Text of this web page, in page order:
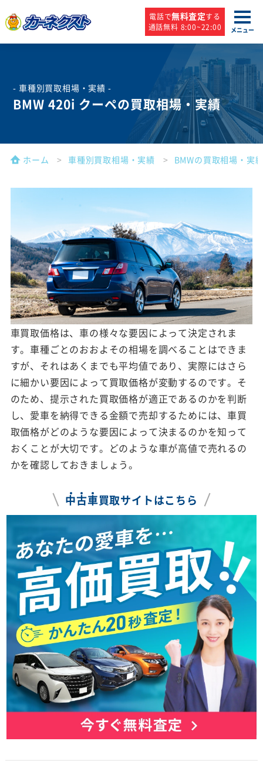
電話で無料査定する
通話無料 8:00~22:00
メニュー
- 車種別買取相場・実績 -
BMW 420i クーペの買取相場・実績
ホーム 車種別買取相場・実績 BMWの買取相場・実
車買取価格は、車の様々な要因によって決定されま
す。車種ごとのおおよその相場を調べることはできま
すが、それはあくまでも平均値であり、実際にはさら
に細かい要因によって買取価格が変動するのです。そ
のため、提示された買取価格が適正であるのかを判断
し、愛車を納得できる金額で売却するためには、車買
取価格がどのような要因によって決まるのかを知って
おくことが大切です。どのような車が高値で売れるの
かを確認しておきましょう。
中古車買取サイトはこちら